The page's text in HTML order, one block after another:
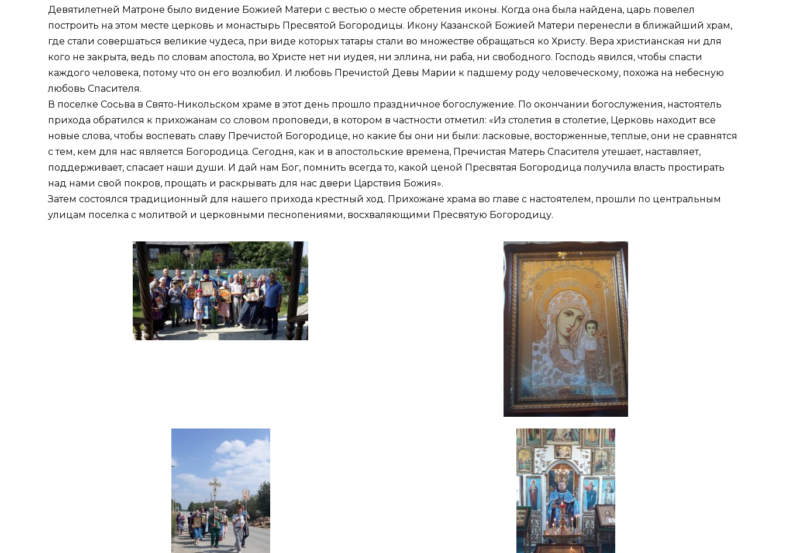
Девятилетней Матроне было видение Божией Матери с вестью о месте обретения иконы. Когда она была найдена, царь повелел
построить на этом месте церковь и монастырь Пресвятой Богородицы. Икону Казанской Божией Матери перенесли в ближайший храм,
где стали совершаться великие чудеса, при виде которых татары стали во множестве обращаться ко Христу. Вера христианская ни для
кого не закрыта, ведь по словам апостола, во Христе нет ни иудея, ни эллина, ни раба, ни свободного. Господь явился, чтобы спасти
каждого человека, потому что он его возлюбил. И любовь Пречистой Девы Марии к падшему роду человеческому, похожа на небесную
любовь Спасителя.
В поселке Сосьва в Свято-Никольском храме в этот день прошло праздничное богослужение. По окончании богослужения, настоятель
прихода обратился к прихожанам со словом проповеди, в котором в частности отметил: «Из столетия в столетие, Церковь находит все
новые слова, чтобы воспевать славу Пречистой Богородице, но какие бы они ни были: ласковые, восторженные, теплые, они не сравнятся
с тем, кем для нас является Богородица. Сегодня, как и в апостольские времена, Пречистая Матерь Спасителя утешает, наставляет,
поддерживает, спасает наши души. И дай нам Бог, помнить всегда то, какой ценой Пресвятая Богородица получила власть простирать
над нами свой покров, прощать и раскрывать для нас двери Царствия Божия».
Затем состоялся традиционный для нашего прихода крестный ход. Прихожане храма во главе с настоятелем, прошли по центральным
улицам поселка с молитвой и церковными песнопениями, восхваляющими Пресвятую Богородицу.